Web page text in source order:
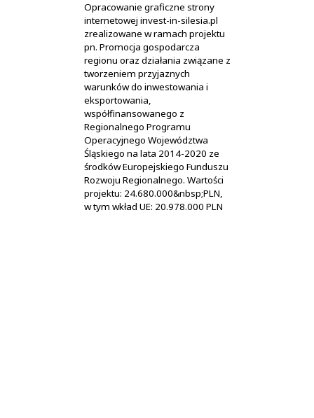
Opracowanie graficzne strony
internetowej invest-in-silesia.pl
zrealizowane w ramach projektu
pn. Promocja gospodarcza
regionu oraz działania związane z
tworzeniem przyjaznych
warunków do inwestowania i
eksportowania,
współfinansowanego z
Regionalnego Programu
Operacyjnego Województwa
Śląskiego na lata 2014-2020 ze
środków Europejskiego Funduszu
Rozwoju Regionalnego. Wartości
projektu: 24.680.000&nbsp;PLN,
w tym wkład UE: 20.978.000 PLN